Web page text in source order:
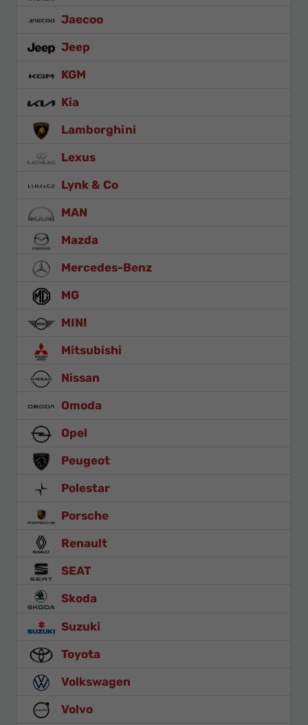
Jaecoo
Jeep
KGM
Kia
Lamborghini
Lexus
Lynk & Co
MAN
Mazda
Mercedes-Benz
MG
MINI
Mitsubishi
Nissan
Omoda
Opel
Peugeot
Polestar
Porsche
Renault
SEAT
Skoda
Suzuki
Toyota
Volkswagen
Volvo